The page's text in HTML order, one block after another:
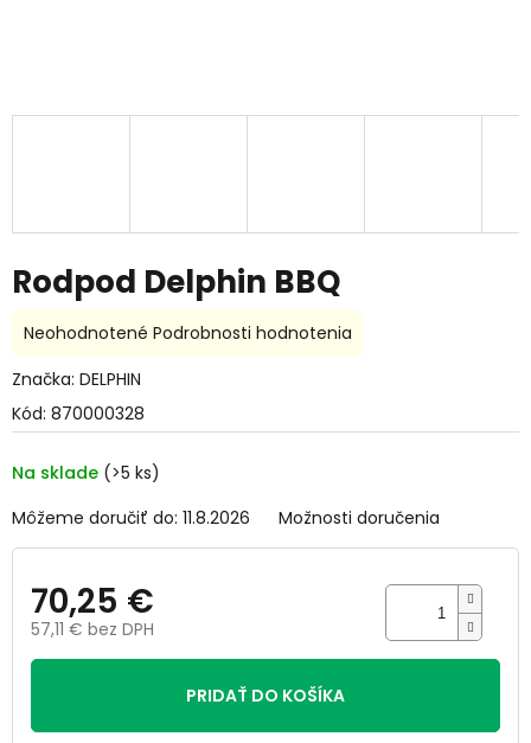
Rodpod Delphin BBQ
Kód: 870000328
Na sklade (>5 ks)
Môžeme doručiť do: 11.8.2026 Možnosti doručenia
70,25 €
57,11 € bez DPH
Jednotková
PRIDAŤ DO KOŠÍKA
Priemerné
produktu
0,0
5
hviezdičiek.
Neohodnotené Podrobnosti hodnotenia
Značka: DELPHIN